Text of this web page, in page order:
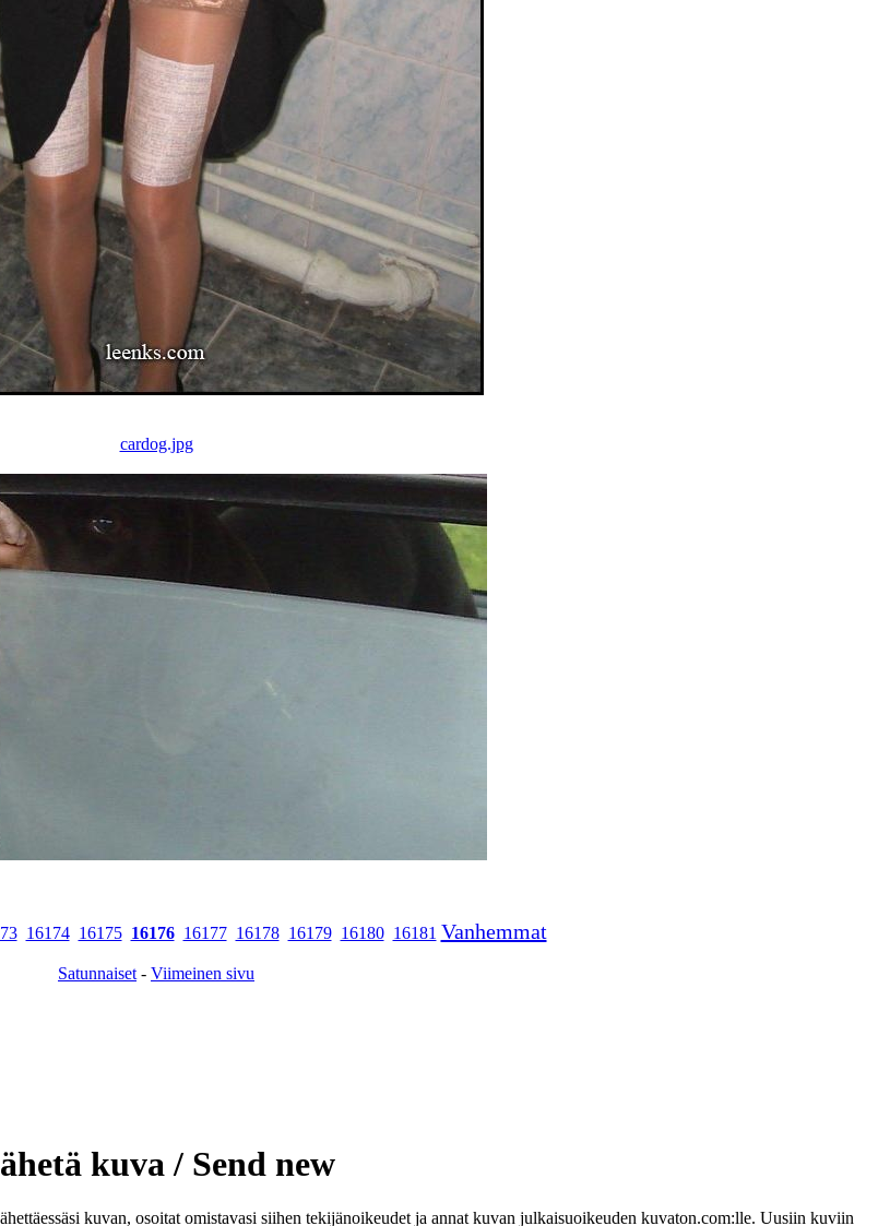
cardog.jpg
16174 16175 16176 16177 16178 16179 16180 16181 Vanhemmat
Satunnaiset - Viimeinen sivu
kuva / Send new
kuvan, osoitat omistavasi siihen tekijänoikeudet ja annat kuvan julkaisuoikeuden kuvaton.com:lle. Uusiin kuviin